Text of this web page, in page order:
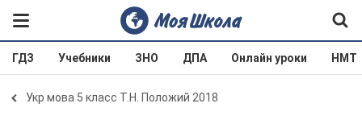
ГДЗ Учебники ЗНО ДПА Онлайн уроки НМТ
Укр мова 5 класс Т.Н. Положий 2018